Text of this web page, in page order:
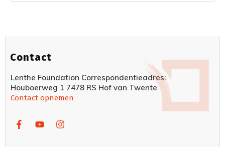
Contact
Lenthe Foundation Correspondentieadres:
Houboerweg 1 7478 RS Hof van Twente
Contact opnemen